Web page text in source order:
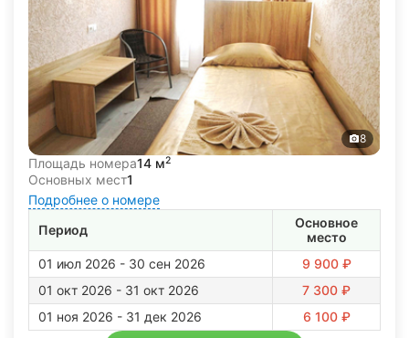
8
Площадь номера14 м2
Основных мест1
Подробнее о номере
Период
Основное
место
01 июл 2026 - 30 сен 2026
9 900 ₽
01 окт 2026 - 31 окт 2026
7 300 ₽
01 ноя 2026 - 31 дек 2026
6 100 ₽